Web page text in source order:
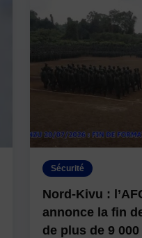
Sécurité
Nord-Kivu :
annonce la fin
de plus de 9